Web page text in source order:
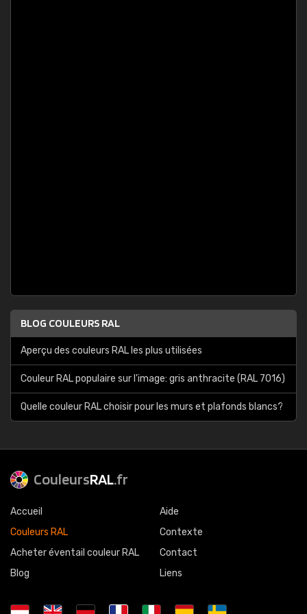
BLOG COULEURS RAL
Aperçu des couleurs RAL les plus utilisées
Couleur RAL populaire sur l'image: gris anthracite (RAL 7016)
Quelle couleur RAL choisir pour les murs et plafonds blancs?
CouleursRAL.fr
Accueil
Couleurs RAL
Acheter éventail couleur RAL
Blog
Aide
Contexte
Contact
Liens